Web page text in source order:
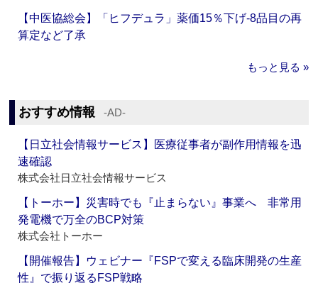
【中医協総会】「ヒフデュラ」薬価15％下げ‐8品目の再
算定など了承
もっと見る »
おすすめ情報 ‐AD‐
【日立社会情報サービス】医療従事者が副作用情報を迅
速確認
株式会社日立社会情報サービス
【トーホー】災害時でも『止まらない』事業へ 非常用
発電機で万全のBCP対策
株式会社トーホー
【開催報告】ウェビナー『FSPで変える臨床開発の生産
性』で振り返るFSP戦略